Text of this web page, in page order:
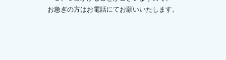
お急ぎの方はお電話にてお願いいたします。